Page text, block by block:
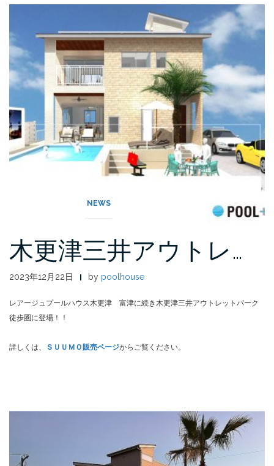
NEWS
木更津三井アウトレ…
2023年12月22日 by poolhouse
レアージュプールハウス木更津 富津に続き木更津三井アウトレットパーク
徒歩圏に登場！！
詳しくは、 ＳＵＵＭＯ販売ページからご覧ください。